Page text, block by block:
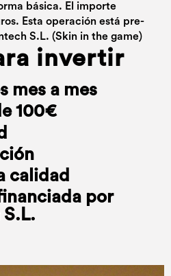
básica. El importe
Esta operación está pre-
S.L. (Skin in the game)
invertir
mes a mes
100€
calidad
por
S.L.